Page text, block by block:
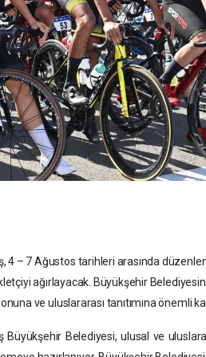
4 – 7 Ağustos tarihleri arasında
ağırlayacak. Büyükşehir
ve uluslararası tanıtımına önemli
Büyükşehir Belediyesi, ulusal ve